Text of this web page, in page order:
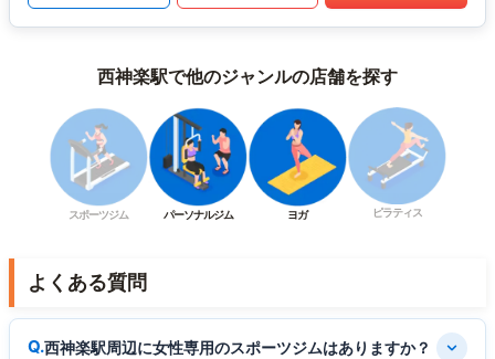
西神楽駅で他のジャンルの店舗を探す
スポーツジム パーソナルジム ヨガ ピラティス
よくある質問
西神楽駅周辺に女性専用のスポーツジムはありますか？